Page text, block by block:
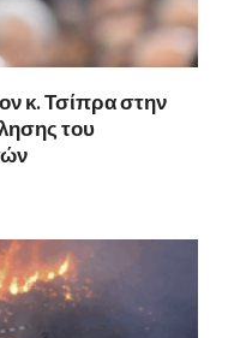
κ. Τσίπρα στην
του